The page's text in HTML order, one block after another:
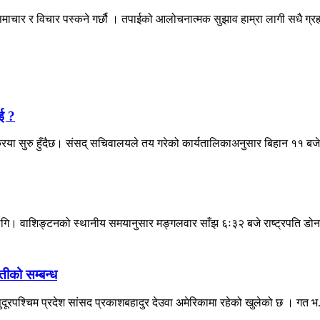
र विचार पस्कने गर्छौ । तपाईको आलोचनात्मक सुझाव हाम्रा लागी सधै
?
सुरु हुँदैछ। संसद् सचिवालयले तय गरेको कार्यतालिकाअनुसार बिहान ११
वाशिङ्टनको स्थानीय समयानुसार मङ्गलवार साँझ ६ः३२ बजे राष्ट्रपति
सम्बन्ध
प्रदेश सांसद प्रकाशबहादुर देउवा अमेरिकामा रहेको खुलेको छ । गत